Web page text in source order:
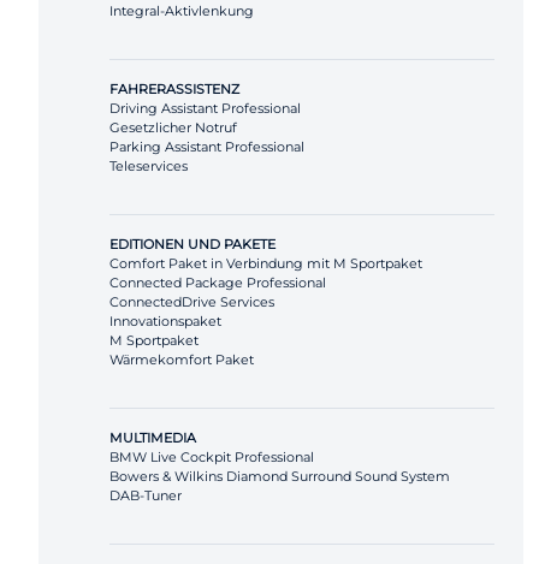
Integral-Aktivlenkung
FAHRERASSISTENZ
Driving Assistant Professional
Gesetzlicher Notruf
Parking Assistant Professional
Teleservices
EDITIONEN UND PAKETE
Comfort Paket in Verbindung mit M Sportpaket
Connected Package Professional
ConnectedDrive Services
Innovationspaket
M Sportpaket
Wärmekomfort Paket
MULTIMEDIA
BMW Live Cockpit Professional
Bowers & Wilkins Diamond Surround Sound System
DAB-Tuner